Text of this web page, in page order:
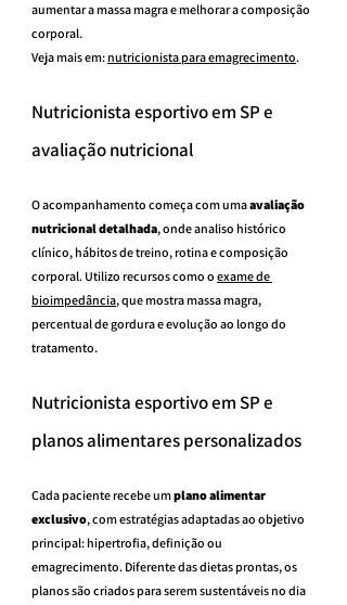
aumentar a massa magra e melhorar a composição
corporal.
Veja mais em: nutricionista para emagrecimento.
Nutricionista esportivo em SP e
avaliação nutricional
O acompanhamento começa com uma avaliação
nutricional detalhada, onde analiso histórico
clínico, hábitos de treino, rotina e composição
corporal. Utilizo recursos como o exame de
bioimpedância, que mostra massa magra,
percentual de gordura e evolução ao longo do
tratamento.
Nutricionista esportivo em SP e
planos alimentares personalizados
Cada paciente recebe um plano alimentar
exclusivo, com estratégias adaptadas ao objetivo
principal: hipertrofia, definição ou
emagrecimento. Diferente das dietas prontas, os
planos são criados para serem sustentáveis no dia